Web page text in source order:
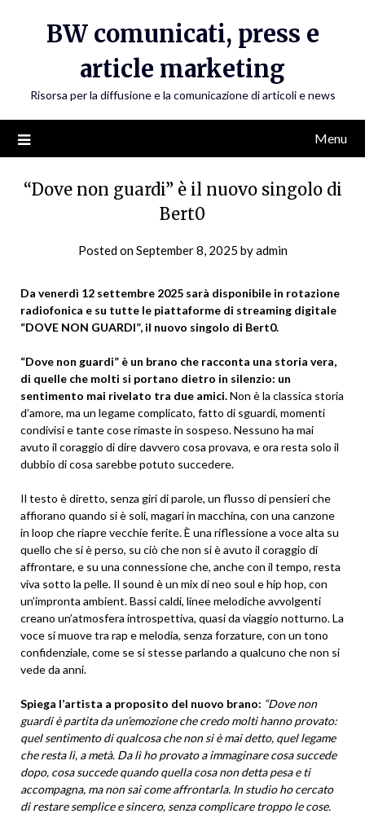
BW comunicati, press e
article marketing
Risorsa per la diffusione e la comunicazione di articoli e news
Menu
“Dove non guardi” è il nuovo singolo di
Bert0
Posted onSeptember 8, 2025 byadmin
Da venerdì 12 settembre 2025 sarà disponibile in rotazione
radiofonica e su tutte le piattaforme di streaming digitale
“DOVE NON GUARDI”, il nuovo singolo di Bert0.
“Dove non guardi” è un brano che racconta una storia vera,
di quelle che molti si portano dietro in silenzio: un
sentimento mai rivelato tra due amici.Non è la classica storia
d’amore, ma un legame complicato, fatto di sguardi, momenti
condivisi e tante cose rimaste in sospeso. Nessuno ha mai
avuto il coraggio di dire davvero cosa provava, e ora resta solo il
dubbio di cosa sarebbe potuto succedere.
Il testo è diretto, senza giri di parole, un flusso di pensieri che
affiorano quando si è soli, magari in macchina, con una canzone
in loop che riapre vecchie ferite. È una riflessione a voce alta su
quello che si è perso, su ciò che non si è avuto il coraggio di
affrontare, e su una connessione che, anche con il tempo, resta
viva sotto la pelle. Il sound è un mix di neo soul e hip hop, con
un’impronta ambient. Bassi caldi, linee melodiche avvolgenti
creano un’atmosfera introspettiva, quasi da viaggio notturno. La
voce si muove tra rap e melodia, senza forzature, con un tono
confidenziale, come se si stesse parlando a qualcuno che non si
vede da anni.
Spiega l’artista a proposito del nuovo brano: “Dove non
guardi è partita da un’emozione che credo molti hanno provato:
quel sentimento di qualcosa che non si è mai detto, quel legame
che resta lì, a metà. Da lì ho provato a immaginare cosa succede
dopo, cosa succede quando quella cosa non detta pesa e ti
accompagna, ma non sai come affrontarla. In studio ho cercato
di restare semplice e sincero, senza complicare troppo le cose.